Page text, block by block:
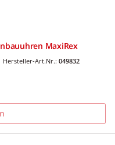
MaxiRex
Hersteller-Art.Nr.: 049832